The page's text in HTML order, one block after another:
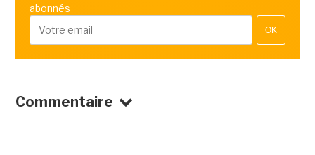
abonnés
OK
Commentaire